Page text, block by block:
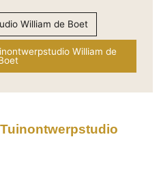
William de Boet
William de
Tuinontwerpstudio